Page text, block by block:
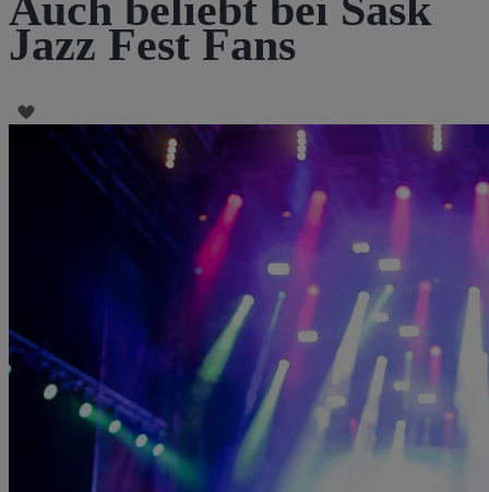
Auch beliebt bei Sask
Jazz Fest Fans